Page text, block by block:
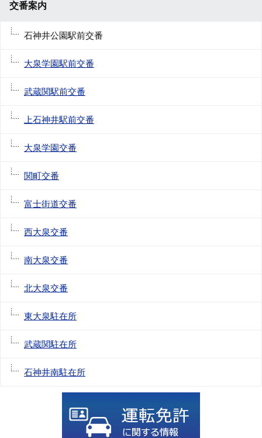
交番案内
石神井公園駅前交番
大泉学園駅前交番
武蔵関駅前交番
上石神井駅前交番
大泉学園交番
関町交番
富士街道交番
西大泉交番
南大泉交番
北大泉交番
東大泉駐在所
武蔵関駐在所
石神井南駐在所